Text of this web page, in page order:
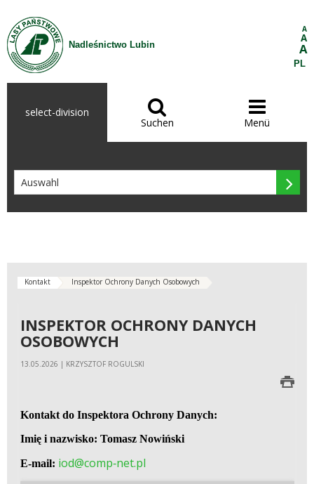
Zum Inhalt wechseln
Nadleśnictwo Lubin
A
A
A
PL
select-division 
Suchen

Menü

Kontakt Inspektor Ochrony Danych Osobowych
INSPEKTOR OCHRONY DANYCH
OSOBOWYCH
13.05.2026 | KRZYSZTOF ROGULSKI
Kontakt do Inspektora Ochrony Danych:
Imię i nazwisko: Tomasz Nowiński
E‐mail: iod@comp‐net.pl